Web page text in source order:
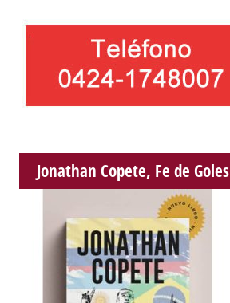
Jonathan Copete, Fe de Goles